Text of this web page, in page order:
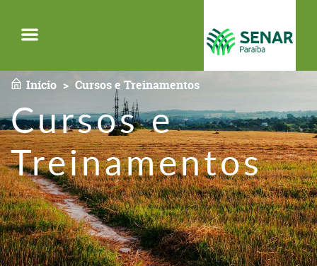
Início Cursos e Treinamentos
Cursos e
Treinamentos